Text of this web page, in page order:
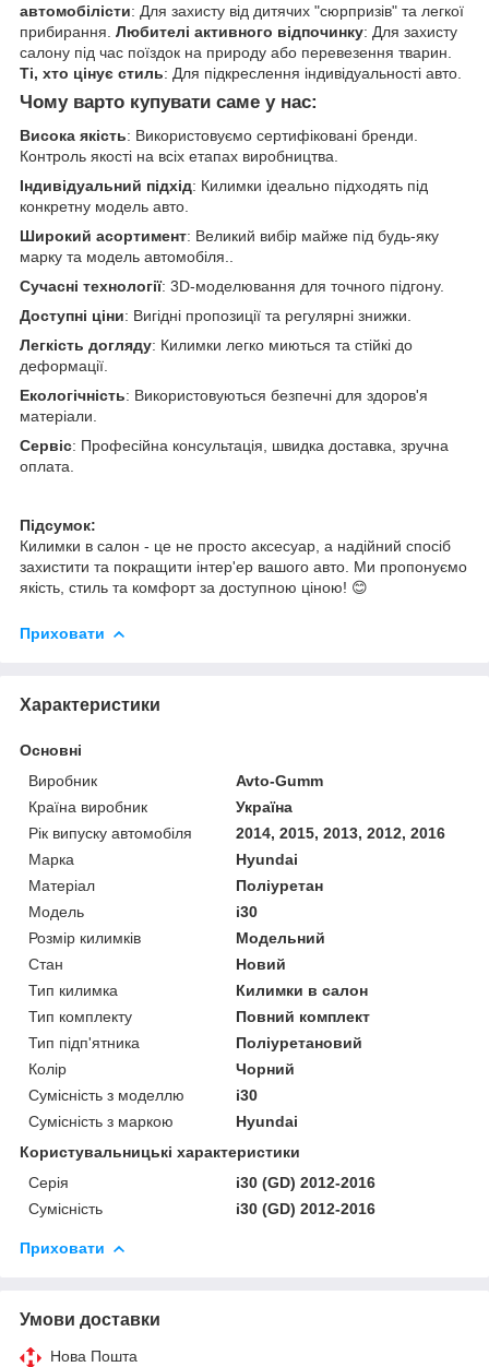
автомобілісти: Для захисту від дитячих "сюрпризів" та легкої
прибирання. Любителі активного відпочинку: Для захисту
салону під час поїздок на природу або перевезення тварин.
Ті, хто цінує стиль: Для підкреслення індивідуальності авто.
Чому варто купувати саме у нас:
Висока якість: Використовуємо сертифіковані бренди.
Контроль якості на всіх етапах виробництва.
Індивідуальний підхід: Килимки ідеально підходять під
конкретну модель авто.
Широкий асортимент: Великий вибір майже під будь-яку
марку та модель автомобіля..
Сучасні технології: 3D-моделювання для точного підгону.
Доступні ціни: Вигідні пропозиції та регулярні знижки.
Легкість догляду: Килимки легко миються та стійкі до
деформації.
Екологічність: Використовуються безпечні для здоров'я
матеріали.
Сервіс: Професійна консультація, швидка доставка, зручна
оплата.
Підсумок:
Килимки в салон - це не просто аксесуар, а надійний спосіб
захистити та покращити інтер'ер вашого авто. Ми пропонуємо
якість, стиль та комфорт за доступною ціною! 😊
Приховати
Характеристики
Основні
Виробник
Avto-Gumm
Країна виробник
Україна
Рік випуску автомобіля
2014, 2015, 2013, 2012, 2016
Марка
Hyundai
Матеріал
Поліуретан
Модель
i30
Розмір килимків
Модельний
Стан
Новий
Тип килимка
Килимки в салон
Тип комплекту
Повний комплект
Тип підп'ятника
Поліуретановий
Колір
Чорний
Сумісність з моделлю
i30
Сумісність з маркою
Hyundai
Користувальницькі характеристики
Серія
i30 (GD) 2012-2016
Сумісність
i30 (GD) 2012-2016
Приховати
Умови доставки
Нова Пошта